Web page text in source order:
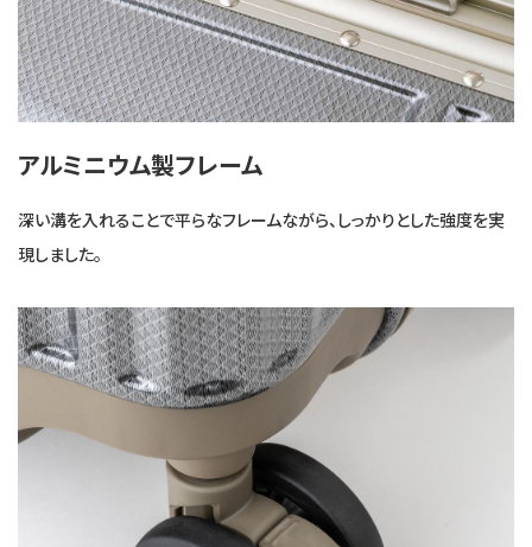
アルミニウム製フレーム
深い溝を入れることで平らなフレームながら、しっかりとした強度を実
現しました。